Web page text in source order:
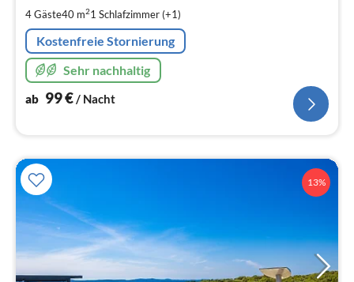
4 Gäste40 m21 Schlafzimmer (+1)
Kostenfreie Stornierung
Sehr nachhaltig
ab 99€/ Nacht
13%